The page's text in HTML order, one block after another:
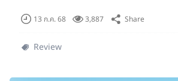
13 ก.ค. 68 3,887 Share
Review